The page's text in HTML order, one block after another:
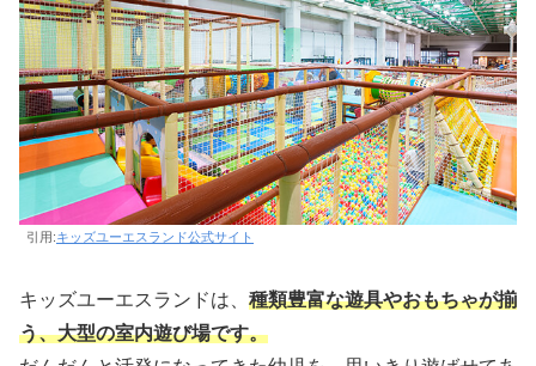
引用:キッズユーエスランド公式サイト
キッズユーエスランドは、 種類豊富な遊具やおもちゃが揃
う、大型の室内遊び場です。